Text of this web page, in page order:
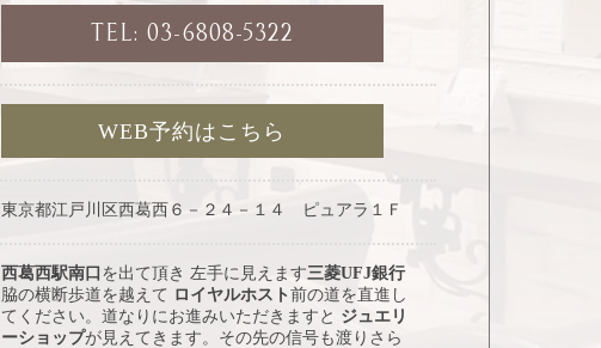
TEL: 03-6808-5322
WEB予約はこちら
東京都江戸川区西葛西６－２４－１４ ピュアラ１Ｆ
西葛西駅南口 を出て頂き 左手に見えます三菱UFJ銀行
脇の横断歩道を越えて ロイヤルホスト前の道を直進し
てください。道なりにお進みいただきますと ジュエリ
ーショップが見えてきます。その先の信号も渡りさら